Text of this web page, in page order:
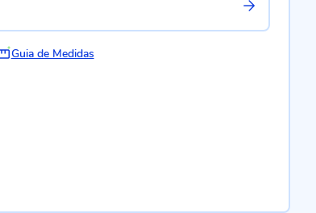
Guia de Medidas